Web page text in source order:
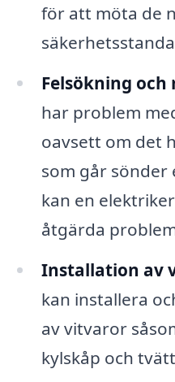
för att möta de
Felsökning
har problem
oavsett om det
som går
kan en
åtgärda
Installation av
kan installera
av vitvaror
kylskåp och